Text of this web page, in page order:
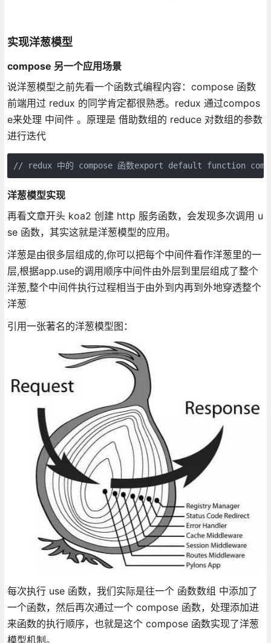
实现洋葱模型
compose 另一个应用场景
说洋葱模型之前先看一个函数式编程内容：compose 函数
前端用过 redux 的同学肯定都很熟悉。redux 通过compos
e来处理 中间件 。原理是 借助数组的 reduce 对数组的参数
进行迭代
// redux 中的 compose 函数export default
洋葱模型实现
再看文章开头 koa2 创建 http 服务函数，会发现多次调用 u
se 函数，其实这就是洋葱模型的应用。
洋葱是由很多层组成的,你可以把每个中间件看作洋葱里的一
层,根据app.use的调用顺序中间件由外层到里层组成了整个
洋葱,整个中间件执行过程相当于由外到内再到外地穿透整个
洋葱
引用一张著名的洋葱模型图：
每次执行 use 函数，我们实际是往一个 函数数组 中添加了
一个函数，然后再次通过一个 compose 函数，处理添加进
来函数的执行顺序，也就是这个 compose 函数实现了洋葱
模型机制。